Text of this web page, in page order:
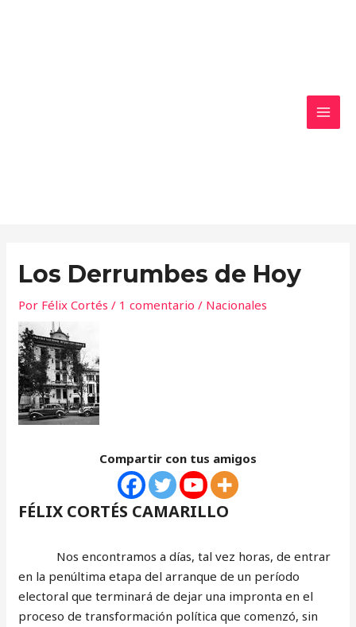
Los Derrumbes de Hoy
Por Félix Cortés/ 1 comentario / Nacionales
Compartir con tus amigos
FÉLIX CORTÉS CAMARILLO
Nos encontramos a días, tal vez horas, de entrar
en la penúltima etapa del arranque de un período
electoral que terminará de dejar una impronta en el
proceso de transformación política que comenzó, sin